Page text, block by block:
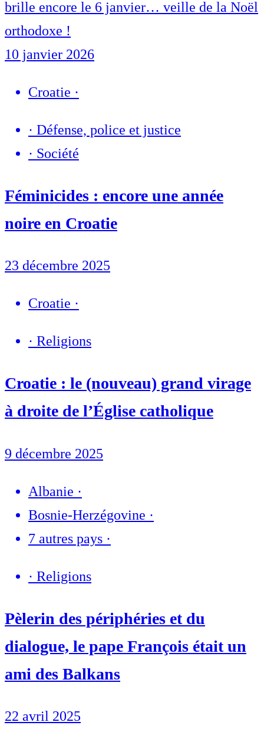
brille encore le 6 janvier… veille de la Noël
orthodoxe !
10 janvier 2026
Croatie ·
· Défense, police et justice
· Société
Féminicides : encore une année
noire en Croatie
23 décembre 2025
Croatie ·
· Religions
Croatie : le (nouveau) grand virage
à droite de l’Église catholique
9 décembre 2025
Albanie ·
Bosnie-Herzégovine ·
7 autres pays ·
· Religions
Pèlerin des périphéries et du
dialogue, le pape François était un
ami des Balkans
22 avril 2025